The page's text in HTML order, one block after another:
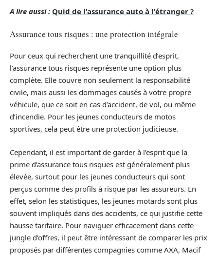
A lire aussi : Quid de l'assurance auto à l'étranger ?
Assurance tous risques : une protection intégrale
Pour ceux qui recherchent une tranquillité d’esprit,
l’assurance tous risques représente une option plus
complète. Elle couvre non seulement la responsabilité
civile, mais aussi les dommages causés à votre propre
véhicule, que ce soit en cas d’accident, de vol, ou même
d’incendie. Pour les jeunes conducteurs de motos
sportives, cela peut être une protection judicieuse.
Cependant, il est important de garder à l’esprit que la
prime d’assurance tous risques est généralement plus
élevée, surtout pour les jeunes conducteurs qui sont
perçus comme des profils à risque par les assureurs. En
effet, selon les statistiques, les jeunes motards sont plus
souvent impliqués dans des accidents, ce qui justifie cette
hausse tarifaire. Pour naviguer efficacement dans cette
jungle d’offres, il peut être intéressant de comparer les prix
proposés par différentes compagnies comme AXA, Macif